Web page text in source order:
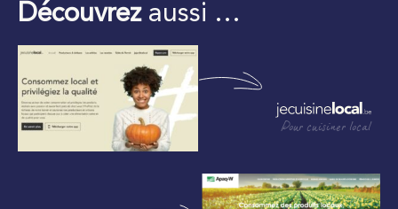
Découvrezaussi …
Pour cuisiner local